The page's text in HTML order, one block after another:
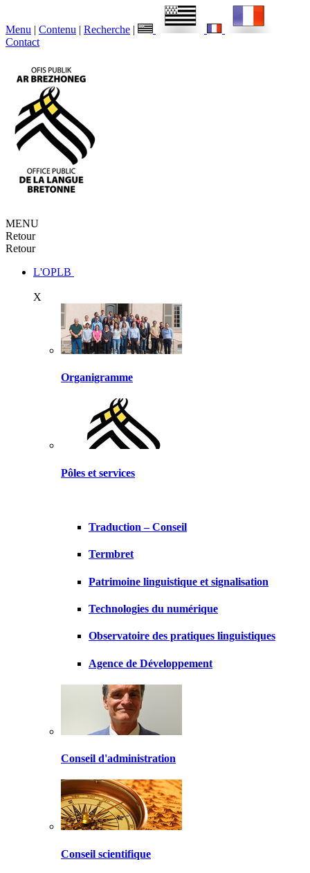
Menu | Contenu | Recherche |
Contact
MENU
Retour
Retour
L'OPLB
X
Organigramme
Pôles et services
Traduction – Conseil
Termbret
Patrimoine linguistique et signalisation
Technologies du numérique
Observatoire des pratiques linguistiques
Agence de Développement
Conseil d'administration
Conseil scientifique